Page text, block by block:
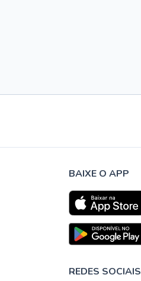
BAIXE O APP
REDES SOCIAIS